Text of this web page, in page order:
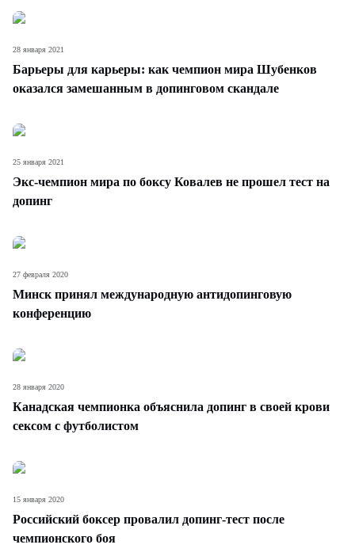
Барьеры для карьеры: как чемпион мира Шубенков
оказался замешанным в допинговом скандале
28 января 2021
Экс-чемпион мира по боксу Ковалев не прошел тест на
допинг
25 января 2021
Минск принял международную антидопинговую
конференцию
27 февраля 2020
Канадская чемпионка объяснила допинг в своей крови
сексом с футболистом
28 января 2020
Российский боксер провалил допинг-тест после
чемпионского боя
15 января 2020